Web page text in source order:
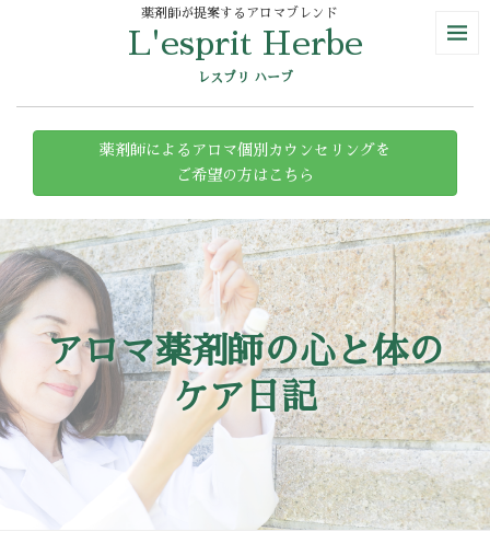
薬剤師が提案するアロマブレンド
L'esprit Herbe
レスプリ ハーブ
薬剤師によるアロマ個別カウンセリングを
ご希望の方はこちら
アロマ薬剤師の心と体の
ケア日記